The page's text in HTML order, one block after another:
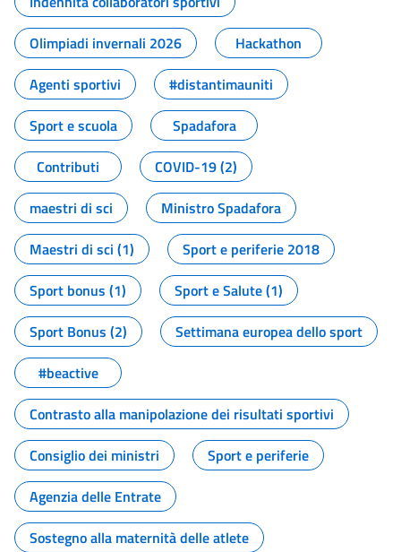
Olimpiadi invernali 2026
Hackathon
Agenti sportivi
#distantimauniti
Sport e scuola
Spadafora
Contributi
COVID-19 (2)
maestri di sci
Ministro Spadafora
Maestri di sci (1)
Sport e periferie 2018
Sport bonus (1)
Sport e Salute (1)
Sport Bonus (2)
Settimana europea dello sport
#beactive
Contrasto alla manipolazione dei risultati sportivi
Consiglio dei ministri
Sport e periferie
Agenzia delle Entrate
Sostegno alla maternità delle atlete